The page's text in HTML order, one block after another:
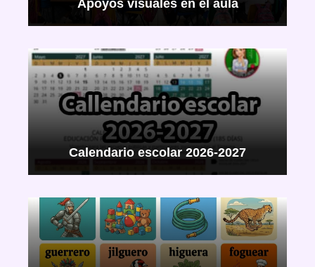
Apoyos visuales en el aula
Calendario escolar 2026-2027